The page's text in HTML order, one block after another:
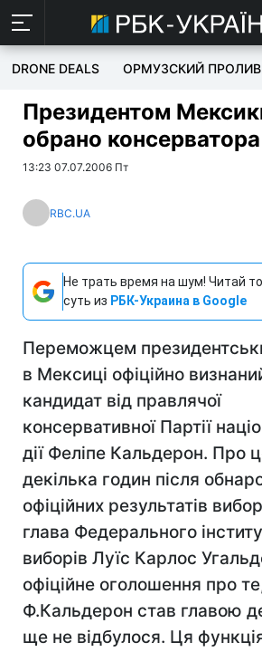
DRONE DEALS ОРМУЗСКИЙ ПРОЛИВ
Президентом
обрано консерватора
13:23 07.07.2006 Пт
RBC.UA
Не трать время на шум! Читай
суть из РБК-Украина в Google
Переможцем
в Мексиці офіційно
кандидат від правлячої
консервативної Партії
дії Феліпе Кальдерон. Про
декілька годин після
офіційних результатів
глава Федерального
виборів Луїс Карлос
офіційне оголошення про
Ф.Кальдерон став главою
ще не відбулося. Ця